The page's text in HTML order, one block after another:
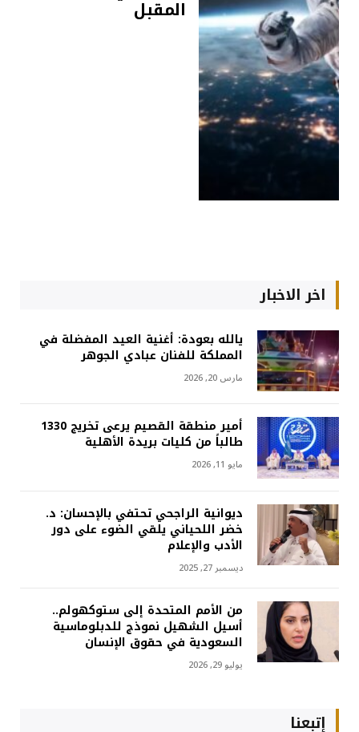
المقبل
اخر الاخبار
يالله بعودة: أغنية العيد المفضلة في
المملكة للفنان عبادي الجوهر
مارس 20, 2026
أمير منطقة القصيم يرعى تخريج 1330
طالباً من كليات بريدة الأهلية
مايو 11, 2026
ديوانية الراجحي تحتفي بالإحسان: د.
خضر اللحياني يلقي الضوء على دور
الأدب والإعلام
ديسمبر 27, 2025
من الأمم المتحدة إلى ستوكهولم..
أسيل الشهيل نموذج للدبلوماسية
السعودية في حقوق الإنسان
يوليو 29, 2026
إتبعنا